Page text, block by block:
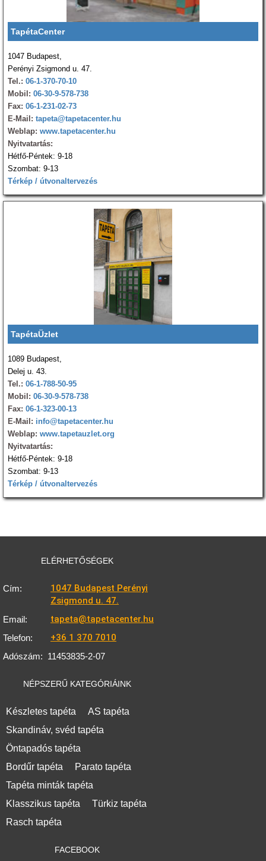
TapétaCenter
1047 Budapest,
Perényi Zsigmond u. 47.
Tel.: 06-1-370-70-10
Mobil: 06-30-9-578-738
Fax: 06-1-231-02-73
E-Mail: tapeta@tapetacenter.hu
Weblap: www.tapetacenter.hu
Nyitvatartás:
Hétfő-Péntek: 9-18
Szombat: 9-13
Térkép / útvonaltervezés
TapétaÜzlet
1089 Budapest,
Delej u. 43.
Tel.: 06-1-788-50-95
Mobil: 06-30-9-578-738
Fax: 06-1-323-00-13
E-Mail: info@tapetacenter.hu
Weblap: www.tapetauzlet.org
Nyitvatartás:
Hétfő-Péntek: 9-18
Szombat: 9-13
Térkép / útvonaltervezés
ELÉRHETŐSÉGEK
Cím:
1047 Budapest Perényi
Zsigmond u. 47.
Email: tapeta@tapetacenter.hu
Telefon: +36 1 370 7010
Adószám: 11453835-2-07
NÉPSZERŰ KATEGÓRIÁINK
Készletes tapéta
AS tapéta
Skandináv, svéd tapéta
Öntapadós tapéta
Bordűr tapéta
Parato tapéta
Tapéta minták tapéta
Klasszikus tapéta
Türkiz tapéta
Rasch tapéta
FACEBOOK